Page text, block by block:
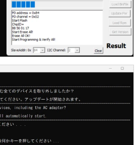
た原権利者（以下原権利者とします）
客さまは許諾ソフトウェアに関して
た使用権以外の権利を有しないもの
アによる本製品等に関する情報の収
伴い、許諾ソフトウェアの一部が、
許諾ソフトウェア、対象外ソフトウ
によるそれらの使用に関する次の各
下「本情報」といいます）を、収集
ことがあります。VAIOは当該本情報
、使用または保管します。ただし、